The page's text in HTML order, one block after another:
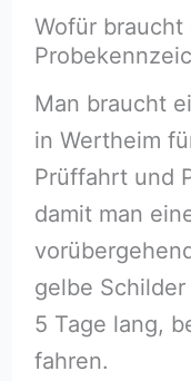
Wofür braucht
Man braucht
in Wertheim
Prüffahrt und
damit man
gelbe
5 Tage lang,
fahren.